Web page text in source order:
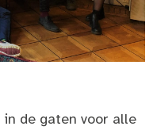
in de gaten voor alle